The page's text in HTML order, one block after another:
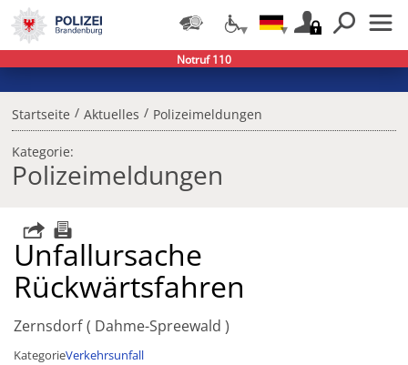
Startseite / Aktuelles / Polizeimeldungen
Kategorie:
Polizeimeldungen
Unfallursache
Rückwärtsfahren
Zernsdorf Dahme-Spreewald
KategorieVerkehrsunfall
Notruf 110